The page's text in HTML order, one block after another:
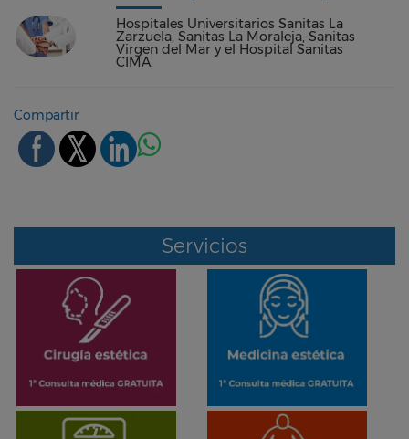
Hospitales Universitarios Sanitas La
Zarzuela, Sanitas La Moraleja, Sanitas
Virgen del Mar y el Hospital Sanitas
CIMA.
Compartir
Servicios